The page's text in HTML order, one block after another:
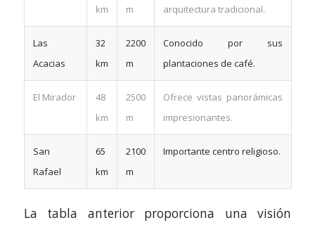
km
m
arquitectura tradicional.
Las
Acacias
32
km
2200
m
Conocido por sus
plantaciones de café.
El Mirador
48
km
2500
m
Ofrece vistas panorámicas
impresionantes.
San
Rafael
65
km
2100
m
Importante centro religioso.
La tabla anterior proporciona una visión